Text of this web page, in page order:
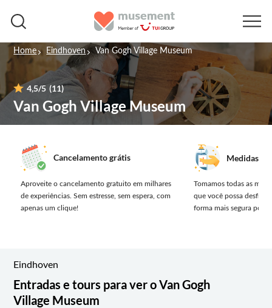
Home Eindhoven Van Gogh Village Museum
4,5/5 (11)
Van Gogh Village Museum
Cancelamento grátis
Aproveite o cancelamento gratuito em milhares
de experiências. Sem estresse, sem espera, com
apenas um clique!
Medidas de
Tomamos todas as
que você possa
forma mais segura
Eindhoven
Entradas e tours para ver o Van Gogh
Village Museum